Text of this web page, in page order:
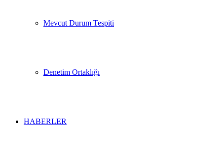
Mevcut Durum Tespiti
Denetim Ortaklığı
HABERLER